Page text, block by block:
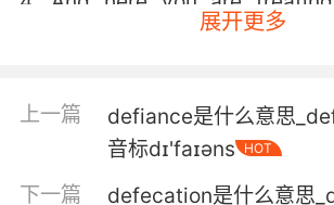
orphans like cattle.
5. I saw you beat a
not your equal.
展开更多
上一篇
defiance是什么意思
音标dɪ'faɪəns
HOT
下一篇
defecation是什么意思